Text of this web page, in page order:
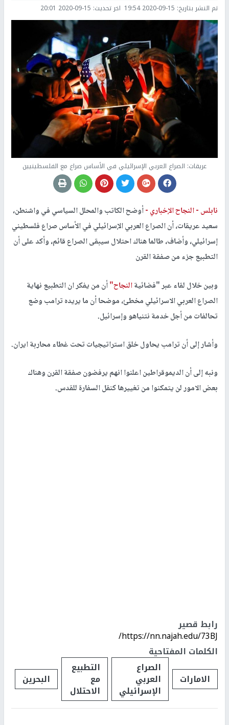
تم النشر بتاريخ: 2020-09-15 19:54 اخر تحديث: 2020-09-15 20:01
عريقات: الصراع العربي الإسرائيلي في الأساس صراع مع الفلسطينيين
نابلس -النجاح الإخباري -أوضح الكاتب والمحلل السياسي في واشنطن،
سعيد عريقات، أن الصراع العربي الإسرائيلي في الأساس صراع فلسطيني
إسرائيلي، وأضاف، طالما هناك احتلال سيبقى الصراع قائم، وأكد على أن
التطبيع جزء من صفقة القرن
وبين خلال لقاء عبر "فضائيةالنجاح"أن من يفكر ان التطبيع نهاية
الصراع العربي الاسرائيلي مخطئ، موضحا أن ما يريده ترامب وضع
تحالفات من أجل خدمة نتنياهو وإسرائيل.
وأشار إلى أن ترامب يحاول خلق استراتيجيات تحت غطاء محاربة ايران.
ونبه إلى أن الديموقراطين اعلنوا انهم يرفضون صفقة القرن وهناك
بعض الامور لن يتمكنوا من تغييرها كنقل السفارة للقدس.
رابط قصير
https://nn.najah.edu/73BJ/
الكلمات المفتاحية
الامارات
الصراع
العربي
الإسرائيلي
التطبيع
مع
الاحتلال
البحرين